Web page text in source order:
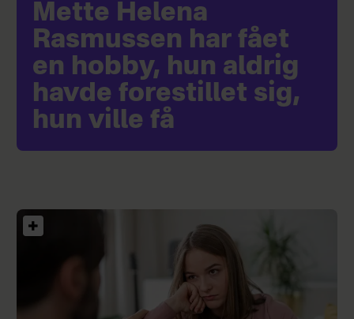
Mette Helena
Rasmussen har fået
en hobby, hun aldrig
havde forestillet sig,
hun ville få